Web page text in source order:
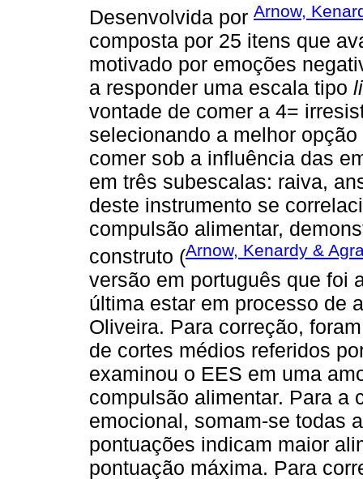
Desenvolvida por Arnow,
composta por 25 itens que
motivado por emoções
a responder uma escala tipo
vontade de comer a 4=
selecionando a melhor
comer sob a influência das
em três subescalas: raiva,
deste instrumento se
compulsão alimentar,
construto (Arnow, Kenardy &
versão em português que foi
última estar em processo de
Oliveira. Para correção,
de cortes médios referidos
examinou o EES em uma
compulsão alimentar. Para a
emocional, somam-se todas
pontuações indicam maior
pontuação máxima. Para